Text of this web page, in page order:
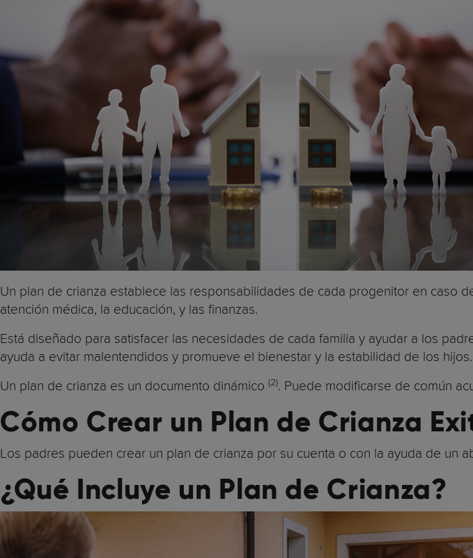
Un plan de crianza establece las responsabilidades de cada progenitor en caso
atención médica, la educación, y las finanzas.
Está diseñado para satisfacer las necesidades de cada familia y ayudar a los
ayuda a evitar malentendidos y promueve el bienestar y la estabilidad de los hijos.
Un plan de crianza es un documento dinámico (2). Puede modificarse de común
Cómo Crear un Plan de Crianza
Los padres pueden crear un plan de crianza por su cuenta o con la ayuda de un
¿Qué Incluye un Plan de Crianza?